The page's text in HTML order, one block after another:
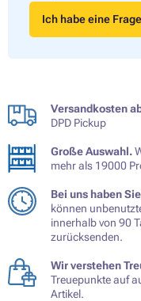
Ich habe eine Frage
Versandkosten
DPD Pickup
Große Auswahl.
mehr als 19000
Bei uns haben
können
innerhalb von 90
zurücksenden.
Wir verstehen
Treuepunkte auf
Artikel.